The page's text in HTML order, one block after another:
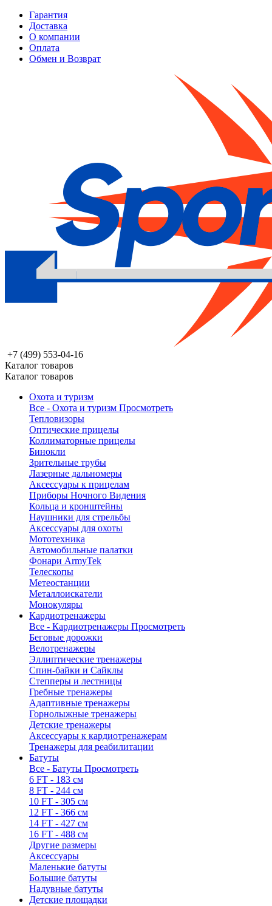
Гарантия
Доставка
О компании
Оплата
Обмен и Возврат
+7 (499) 553-04-16
Каталог товаров
Каталог товаров
Охота и туризм
Все - Охота и туризм Просмотреть
Тепловизоры
Оптические прицелы
Коллиматорные прицелы
Бинокли
Зрительные трубы
Лазерные дальномеры
Аксессуары к прицелам
Приборы Ночного Видения
Кольца и кронштейны
Наушники для стрельбы
Аксессуары для охоты
Мототехника
Автомобильные палатки
Фонари ArmyTek
Телескопы
Метеостанции
Металлоискатели
Монокуляры
Кардиотренажеры
Все - Кардиотренажеры Просмотреть
Беговые дорожки
Велотренажеры
Эллиптические тренажеры
Спин-байки и Сайклы
Степперы и лестницы
Гребные тренажеры
Адаптивные тренажеры
Горнолыжные тренажеры
Детские тренажеры
Аксессуары к кардиотренажерам
Тренажеры для реабилитации
Батуты
Все - Батуты Просмотреть
6 FT - 183 см
8 FT - 244 см
10 FT - 305 см
12 FT - 366 см
14 FT - 427 см
16 FT - 488 см
Другие размеры
Аксессуары
Маленькие батуты
Большие батуты
Надувные батуты
Детские площадки